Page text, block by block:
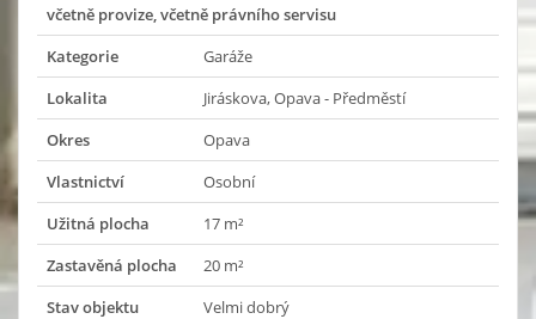
včetně provize, včetně právního servisu
Kategorie
Garáže
Lokalita
Jiráskova, Opava - Předměstí
Okres
Opava
Vlastnictví
Osobní
Užitná plocha
17 m²
Zastavěná plocha
20 m²
Stav objektu
Velmi dobrý